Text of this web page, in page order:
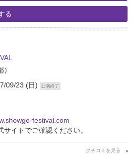
る
）
09/23 (日)
公演終了
festival.com
イトでご確認ください。